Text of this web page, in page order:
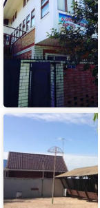
бриз
Хостел